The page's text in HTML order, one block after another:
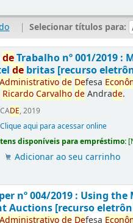
| Selecionar títulos para:
deTrabalho nº 001/2019 :
de britas [recurso
Administrativode Defesa
RicardoCarvalhodeAndrade.
DE, 2019
Clique aqui para acessar online
disponíveis para empréstimo: [
Adicionar ao seu carrinho
nº 004/2019 : Using the
Auctions [recurso